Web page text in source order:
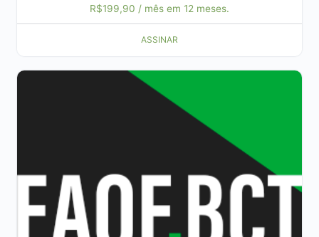
R$199,90 / mês em 12 meses.
ASSINAR